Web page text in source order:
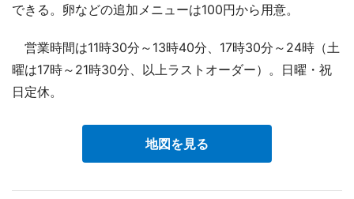
できる。卵などの追加メニューは100円から用意。
営業時間は11時30分～13時40分、17時30分～24時（土
曜は17時～21時30分、以上ラストオーダー）。日曜・祝
日定休。
地図を見る